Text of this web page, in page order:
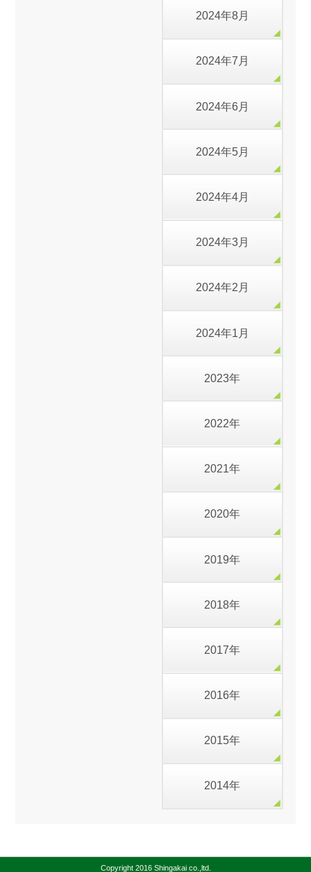
2024年8月
2024年7月
2024年6月
2024年5月
2024年4月
2024年3月
2024年2月
2024年1月
2023年
2022年
2021年
2020年
2019年
2018年
2017年
2016年
2015年
2014年
Copyright 2016 Shingakai co.,ltd.